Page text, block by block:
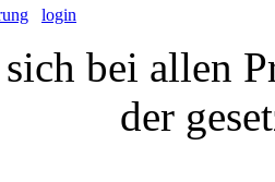
login
bei allen
der